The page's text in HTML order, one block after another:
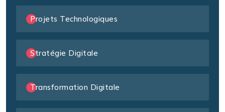
Projets Technologiques
Stratégie Digitale
Transformation Digitale